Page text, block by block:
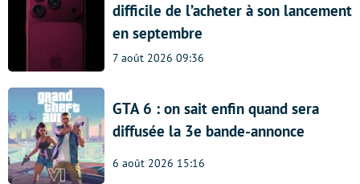
difficile de l’acheter à son lancement
en septembre
7 août 2026 09:36
GTA 6 : on sait enfin quand sera
diffusée la 3e bande-annonce
6 août 2026 15:16